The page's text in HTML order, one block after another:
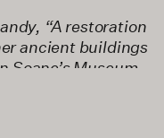
“A restoration
ancient buildings
Soane’s Museum,